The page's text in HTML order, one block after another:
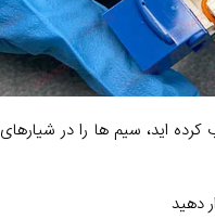
کرده اید، سیم ها را در شیارهای